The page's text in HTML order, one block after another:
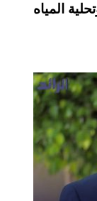
المياه